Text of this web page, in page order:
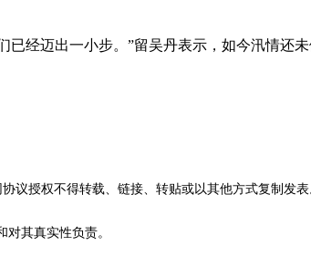
已经迈出一小步。”留吴丹表示，如今汛情还
议授权不得转载、链接、转贴或以其他方式复制发
其真实性负责。